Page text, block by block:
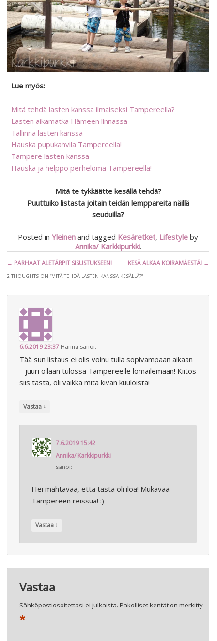
Lue myös:
Mitä tehdä lasten kanssa ilmaiseksi Tampereella?
Lasten aikamatka Hämeen linnassa
Tallinna lasten kanssa
Hauska pupukahvila Tampereella!
Tampere lasten kanssa
Hauska ja helppo perheloma Tampereella!
Mitä te tykkäätte kesällä tehdä?
Puuttuiko listasta joitain teidän lemppareita näillä
seuduilla?
Posted inYleinen and tagged Kesäretket, Lifestyle by
Annika/ Karkkipurkki.
Artikkelien
selaus
← PARHAAT ALETÄRPIT SISUSTUKSEEN! KESÄ ALKAA KOIRAMÄESTÄ! →
2 THOUGHTS ON “MITÄ TEHDÄ LASTEN KANSSA KESÄLLÄ?”
6.6.2019 23:37 Hanna sanoi:
Tää sun listaus ei olis voinu tulla sopivampaan aikaan
– juuri ollaan tulossa Tampereelle lomailemaan! Kiitos
siis tästä, oli vaikka mitä kivan kuuloista!
Vastaa ↓
7.6.2019 15:42
Annika/ Karkkipurkki
sanoi:
Hei mahtavaa, että tästä oli iloa! Mukavaa
Tampereen reissua! :)
Vastaa ↓
Vastaa
Sähköpostiosoitettasi ei julkaista. Pakolliset kentät on merkitty
*